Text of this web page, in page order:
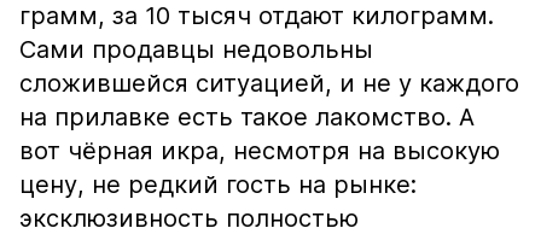
грамм, за 10 тысяч отдают килограмм.
Сами продавцы недовольны
сложившейся ситуацией, и не у каждого
на прилавке есть такое лакомство. А
вот чёрная икра, несмотря на высокую
цену, не редкий гость на рынке:
эксклюзивность полностью